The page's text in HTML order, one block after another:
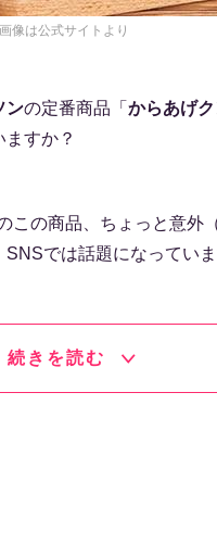
画像は公式サイトより
ンの定番商品「 からあげ
すか？
この商品、ちょっと意外
では話題になっていま
続きを読む